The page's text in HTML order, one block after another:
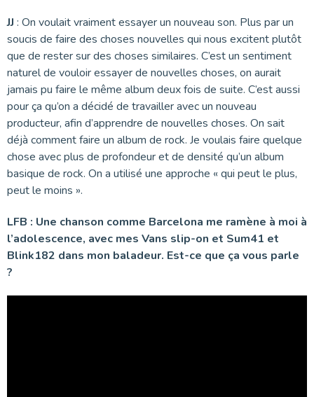
JJ : On voulait vraiment essayer un nouveau son. Plus par un
soucis de faire des choses nouvelles qui nous excitent plutôt
que de rester sur des choses similaires. C’est un sentiment
naturel de vouloir essayer de nouvelles choses, on aurait
jamais pu faire le même album deux fois de suite. C’est aussi
pour ça qu’on a décidé de travailler avec un nouveau
producteur, afin d’apprendre de nouvelles choses. On sait
déjà comment faire un album de rock. Je voulais faire quelque
chose avec plus de profondeur et de densité qu’un album
basique de rock. On a utilisé une approche « qui peut le plus,
peut le moins ».
LFB : Une chanson comme Barcelona me ramène à moi à
l’adolescence, avec mes Vans slip-on et Sum41 et
Blink182 dans mon baladeur. Est-ce que ça vous parle
?